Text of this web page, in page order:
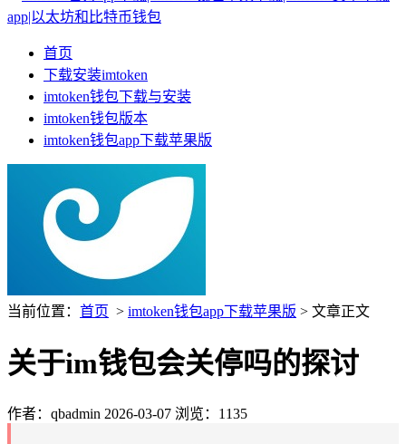
首页
下载安装imtoken
imtoken钱包下载与安装
imtoken钱包版本
imtoken钱包app下载苹果版
当前位置： 首页 > imtoken钱包app下载苹果版 > 文章正文
关于im钱包会关停吗的探讨
作者：qbadmin 2026-03-07 浏览：1135